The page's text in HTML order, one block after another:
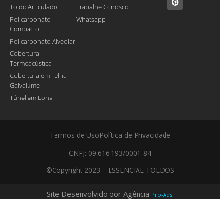
Toldo Articulado
Policarbonato
Compacto
Policarbonato Alveolar
Cobertura
Termoacústica
Cobertura em Telha
Galvalume
Túnel em Lona
Trabalhe Conosco
Whatsapp
©Copyright 2023 – ESSENCIAL TOLDOS
CNPJ: 09.616.193/0001-84
Termos de UsoPolítica de Privacidade
Site Desenvolvido por Agência Pro-Ads.